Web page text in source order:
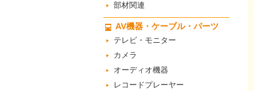
部材関連
AV機器・ケーブル・パーツ
テレビ・モニター
カメラ
オーディオ機器
レコードプレーヤー